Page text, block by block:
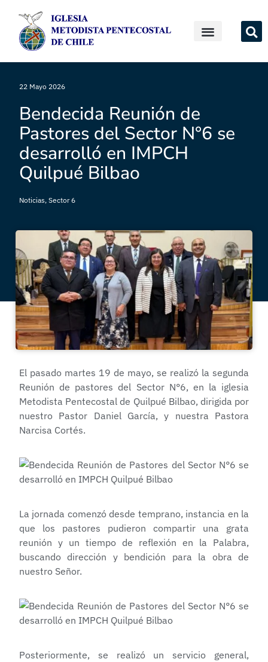
22 Mayo 2026
Bendecida Reunión de
Pastores del Sector N°6 se
desarrolló en IMPCH
Quilpué Bilbao
Noticias, Sector 6
El pasado martes 19 de mayo, se realizó la segunda
Reunión de pastores del Sector N°6, en la iglesia
Metodista Pentecostal de Quilpué Bilbao, dirigida por
nuestro Pastor Daniel García, y nuestra Pastora
Narcisa Cortés.
La jornada comenzó desde temprano, instancia en la
que los pastores pudieron compartir una grata
reunión y un tiempo de reflexión en la Palabra,
buscando dirección y bendición para la obra de
nuestro Señor.
Posteriormente, se realizó un servicio general,